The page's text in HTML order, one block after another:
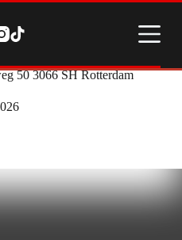
50 3066 SH Rotterdam